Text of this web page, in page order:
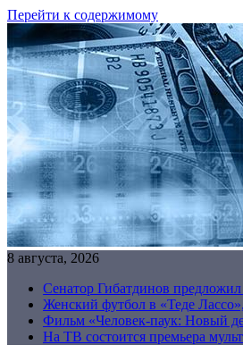
Перейти к содержимому
8 августа, 2026
Сенатор Гибатдинов предложил
Женский футбол в «Теде
Фильм «Человек-паук: Новый
На ТВ состоится премьера